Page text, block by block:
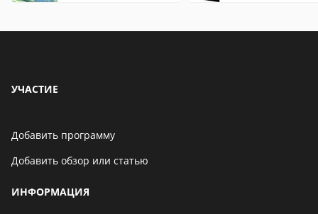
УЧАСТИЕ
Добавить программу
Добавить обзор или статью
ИНФОРМАЦИЯ